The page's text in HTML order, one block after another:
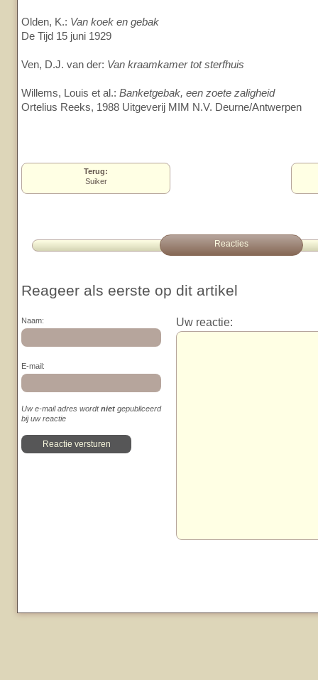
Olden, K.: Van koek en gebak
De Tijd 15 juni 1929
Ven, D.J. van der: Van kraamkamer tot sterfhuis
Willems, Louis et al.: Banketgebak, een zoete zaligheid
Ortelius Reeks, 1988 Uitgeverij MIM N.V. Deurne/Antwerpen
Terug:
Suiker
Reacties
Reageer als eerste op dit artikel
Naam:
E-mail:
Uw e-mail adres wordtniet gepubliceerd
bij uw reactie
Uw reactie: